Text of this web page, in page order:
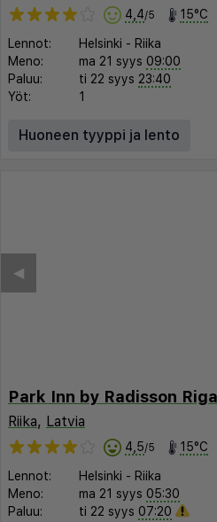
4,4/5 15°C
Lennot: Helsinki - Riika
Meno:
ma 21 syys 09:00
Paluu:
ti 22 syys 23:40
Yöt:
1
Huoneen tyyppi ja lento
◀︎
Riika, Latvia
4,5/5 15°C
Lennot: Helsinki - Riika
Meno:
ma 21 syys 05:30
Paluu:
ti 22 syys 07:20